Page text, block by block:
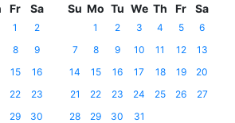
Fr Sa
1
2
8
9
15
16
22
23
29 30
Su Mo Tu We Th Fr Sa
1 2 3 4 5
6
7
8 9 10 11 12
13
14
15 16 17 18 19
20
21
22 23 24 25 26
27
28
29 30 31